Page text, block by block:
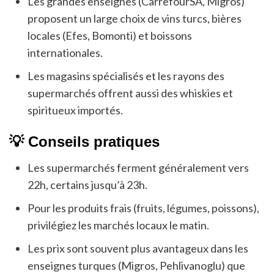
proposent un large choix de vins turcs, bières
locales (Efes, Bomonti) et boissons
internationales.
Les magasins spécialisés et les rayons des
supermarchés offrent aussi des whiskies et
spiritueux importés.
💡 Conseils pratiques
Les supermarchés ferment généralement vers
22h, certains jusqu’à 23h.
Pour les produits frais (fruits, légumes, poissons),
privilégiez les marchés locaux le matin.
Les prix sont souvent plus avantageux dans les
enseignes turques (Migros, Pehlivanoglu) que